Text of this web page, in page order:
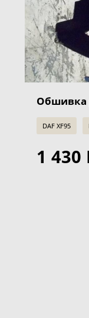
Обшивка
DAF XF95
1 430